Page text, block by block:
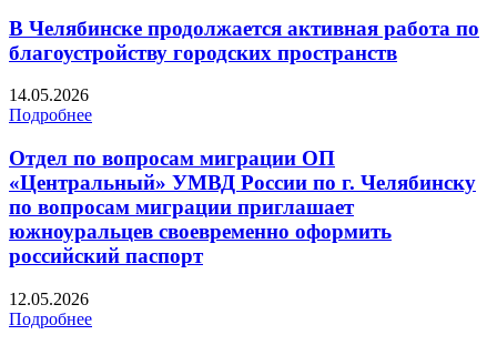
В Челябинске продолжается активная работа по
благоустройству городских пространств
14.05.2026
Подробнее
Отдел по вопросам миграции ОП
«Центральный» УМВД России по г. Челябинску
по вопросам миграции приглашает
южноуральцев своевременно оформить
российский паспорт
12.05.2026
Подробнее